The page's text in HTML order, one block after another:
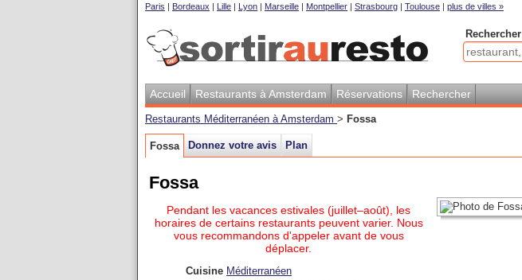
Paris | Bordeaux | Lille | Lyon | Marseille | Montpellier | Strasbourg | Toulouse | plus de villes »
Rechercher
Accueil Restaurants à Amsterdam Réservations Rechercher
Restaurants Méditerranéen à Amsterdam > Fossa
Fossa Donnez votre avis Plan
Fossa
Pendant les vacances estivales (juillet–août), les
horaires de certains restaurants peuvent varier. Nous
vous recommandons d'appeler avant de vous
déplacer.
Cuisine Méditerranéen